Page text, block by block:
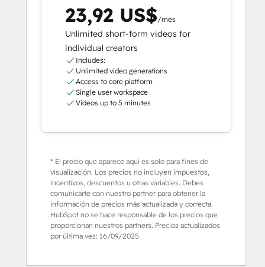
23,92 US$/mes
Unlimited short-form videos for
individual creators
Includes:
Unlimited video generations
Access to core platform
Single user workspace
Videos up to 5 minutes
* El precio que aparece aquí es solo para fines de
visualización. Los precios no incluyen impuestos,
incentivos, descuentos u otras variables. Debes
comunicarte con nuestro partner para obtener la
información de precios más actualizada y correcta.
HubSpot no se hace responsable de los precios que
proporcionan nuestros partners. Precios actualizados
por última vez: 16/09/2025